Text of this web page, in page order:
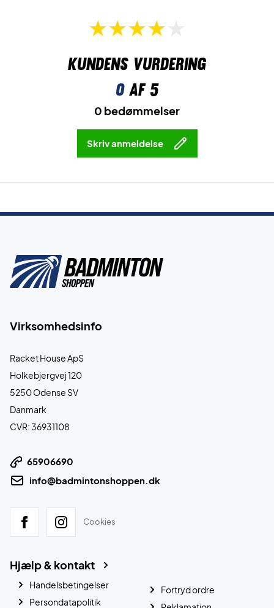
Kundens vurdering
0af 5
0 bedømmelser
Skriv anmeldelse
Virksomhedsinfo
Racket House ApS
Holkebjergvej 120
5250 Odense SV
Danmark
CVR: 36931108
65906690
info@badmintonshoppen.dk
Cookies
Hjælp & kontakt
Handelsbetingelser
Persondatapolitik
Fortryd ordre